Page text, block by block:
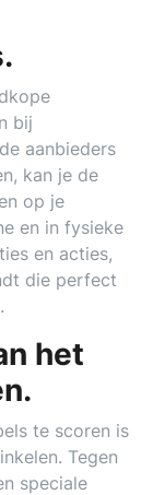
bij
aanbieders
kan je de
op je
en in fysieke
en acties,
die perfect
het
te scoren is
Tegen
speciale